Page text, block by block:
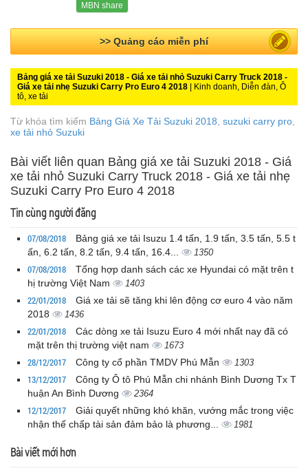
MBN share
>> Bài PR miễn phí
Bảng giá xe tải Suzuki 2018 - Giá xe tải nhỏ Suzuki Carry Truck 2018 -
Giá xe tải nhẹ Suzuki Carry Pro Euro 4 2018 | Kinh doanh, Diễn đàn, Ô
tô, xe tải
Từ khóa tìm kiếm Bảng Giá Xe Tải Suzuki 2018 suzuki carry pro
xe tải nhỏ Suzuki
Bài viết liên quan Bảng giá xe tải Suzuki 2018 - Giá
xe tải nhỏ Suzuki Carry Truck 2018 - Giá xe tải nhẹ
Suzuki Carry Pro Euro 4 2018
Tin cùng người đăng
07/08/2018
Bảng giá xe tải Isuzu 1.4 tấn, 1.9 tấn, 3.5 tấn, 5.5 t
ấn, 6.2 tấn, 8.2 tấn, 9.4 tấn, 16.4...
1350
07/08/2018
Tổng hợp danh sách các xe Hyundai có mặt trên t
hị trường Việt Nam
1403
22/01/2018
Giá xe tải sẽ tăng khi lên động cơ euro 4 vào năm
2018
1436
22/01/2018
Các dòng xe tải Isuzu Euro 4 mới nhất nay đã có
mặt trên thị trường việt nam
1673
28/12/2017 Công ty cổ phần TMDV Phú Mẫn 1303
13/12/2017
Công ty Ô tô Phú Mẫn chi nhánh Bình Dương Tx T
huận An Bình Dương
2364
12/12/2017
Giải quyết những khó khăn, vướng mắc trong việc
nhận thế chấp tài sản đảm bảo là phương...
1981
Bài viết mới hơn